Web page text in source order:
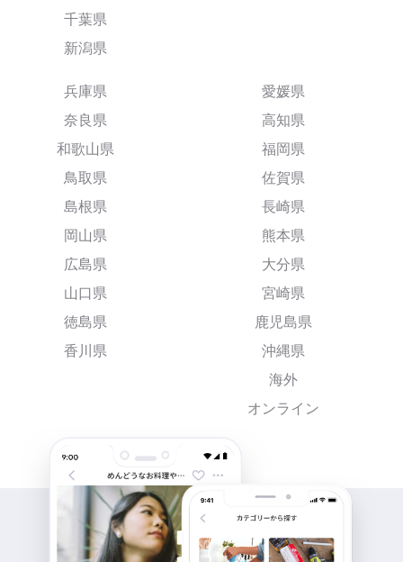
千葉県
新潟県
兵庫県
奈良県
和歌山県
鳥取県
島根県
岡山県
広島県
山口県
徳島県
香川県
愛媛県
高知県
福岡県
佐賀県
長崎県
熊本県
大分県
宮崎県
鹿児島県
沖縄県
海外
オンライン